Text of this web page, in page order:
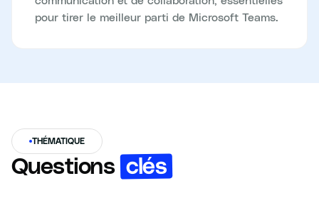
pour tirer le meilleur parti de Microsoft Teams.
THÉMATIQUE
Questions clés